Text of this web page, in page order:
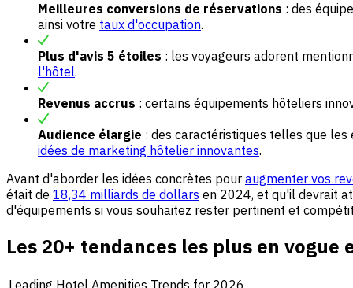
Meilleures conversions de réservations : des
ainsi votre taux d'occupation.
Plus d'avis 5 étoiles : les voyageurs adorent
l'hôtel.
Revenus accrus : certains équipements hôteliers
Audience élargie : des caractéristiques telles que
idées de marketing hôtelier innovantes.
Avant d'aborder les idées concrètes pour augmenter vos
était de 18,34 milliards de dollars en 2024, et qu'il devrait
d'équipements si vous souhaitez rester pertinent et
Les 20+ tendances les plus en